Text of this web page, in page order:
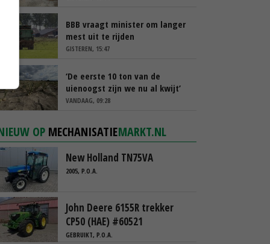
BBB vraagt minister om langer
mest uit te rijden
GISTEREN, 15:47
‘De eerste 10 ton van de
uienoogst zijn we nu al kwijt’
VANDAAG, 09:28
OP MECHANISATIEMARKT.NL
New Holland TN75VA
2005, P.O.A.
John Deere 6155R trekker
CP50 (HAE) #60521
GEBRUIKT, P.O.A.